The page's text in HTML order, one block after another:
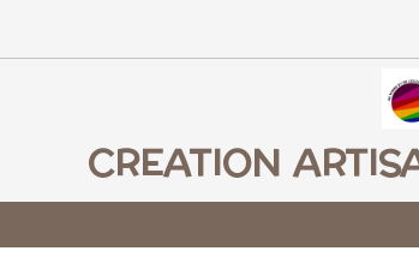
CREATION